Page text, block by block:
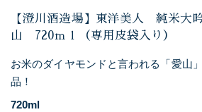
【澄川酒造場】東洋美人 純米
山 720ｍｌ（専用皮袋入り）
お米のダイヤモンドと言われる「愛山
品！
720ml